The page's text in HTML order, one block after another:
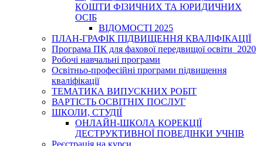
КОШТИ ФІЗИЧНИХ ТА ЮРИДИЧНИХ
ОСІБ
ВІДОМОСТІ 2025
ПЛАН-ГРАФІК ПІДВИЩЕННЯ КВАЛІФІКАЦІЇ
Програма ПК для фахової передвищої освіти_2020
Робочі навчальні програми
Освітньо-професійні програми підвищення
кваліфікації
ТЕМАТИКА ВИПУСКНИХ РОБІТ
ВАРТІСТЬ ОСВІТНІХ ПОСЛУГ
ШКОЛИ, СТУДІЇ
ОНЛАЙН-ШКОЛА КОРЕКЦІЇ
ДЕСТРУКТИВНОЇ ПОВЕДІНКИ УЧНІВ
Реєстрація на курси